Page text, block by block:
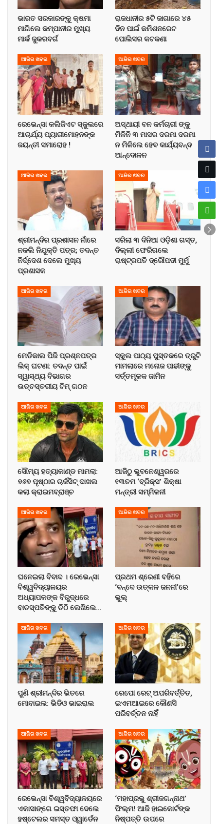
ଭାରତ ସରକାରଙ୍କୁ କ୍ଷମା
ମାଗିଲେ କମ୍ପାନୀର ମୁଖ୍ୟ
ମାର୍କ ଜୁକରବର୍ଗ
ରାଜଧାନୀର ୫ଟି ଜାଗାରେ ୪୫
ଦିନ ପାଇଁ କମିଶନରେଟ
ପୋଲିସର କଟକଣା
ଆଜିର ଖବର
ରେଭେନ୍ସା କଲିଜିଏଟ ସ୍କୁଲରେ
ଆଚାର୍ଯ୍ୟ ପ୍ୟାରୀମୋହନଙ୍କ
ଜୟନ୍ତୀ ସମାରୋହ !
ଆଜିର ଖବର
ଅସ୍ଥାୟୀ ବନ କର୍ମଚାରୀ ଙ୍କୁ
ମିଳିନି ୩ ମାସର ଦରମା ଦରମା
ନ ମିଳିଲେ ହେବ କାର୍ଯ୍ୟବନ୍ଦ
ଆନ୍ଦୋଳନ
ଆଜିର ଖବର
ଶ୍ରୀମନ୍ଦିର ପ୍ରଶାସନ ନାଁରେ
ନକଲି ନିଯୁକ୍ତି ପତ୍ର; ତଦନ୍ତ
ନିର୍ଦ୍ଦେଶ ଦେଲେ ମୁଖ୍ୟ
ପ୍ରଶାସକ
ଆଜିର ଖବର
ସରିଲା ୩ ଦିନିଆ ଓଡ଼ିଶା ଗସ୍ତ,
ଦିଲ୍ଲୀ ଫେରିଗଲେ
ରାଷ୍ଟ୍ରପତି ଦ୍ରୌପଦୀ ମୁର୍ମୁ
ଆଜିର ଖବର
ମେଡିକାଲ ପିଜି ପ୍ରଶ୍ନପତ୍ର
ଲିକ୍ ଘଟଣା: ତଦନ୍ତ ପାଇଁ
ସ୍ୱାସ୍ଥ୍ୟ ବିଭାଗର
ଉଚ୍ଚସ୍ତରୀୟ ଟିମ୍ ଗଠନ
ଆଜିର ଖବର
ସ୍କୁଲ ପାଠ୍ୟ ପୁସ୍ତକରେ ତ୍ରୁଟି
ମାମଲାରେ ମନୋଜ ପାଢୀଙ୍କୁ
ସର୍ତ୍ତମୂଳକ ଜାମିନ
ଆଜିର ଖବର
ସୌମ୍ୟ ହତ୍ୟାକାଣ୍ଡ ମାମଲା:
୭୬୭ ପୃଷ୍ଠାର ଚାର୍ଜସିଟ୍ ଦାଖଲ
କଲା କ୍ରାଇମବ୍ରାଞ୍ଚ
ଆଜିର ଖବର
ଆଜିଠୁ ଭୁବନେଶ୍ୱରରେ
୧୩ତମ ‘ବ୍ରିକ୍ସ’ ଶିକ୍ଷା
ମନ୍ତ୍ରୀ ସମ୍ମିଳନୀ
ଆଜିର ଖବର
ଘନେଇଲା ବିବାଦ । ରେଭେନ୍ସା
ବିଶ୍ୱବିଦ୍ୟାଳୟର
ଅଧ୍ୟାପକଙ୍କ ବିରୁଦ୍ଧରେ
ବାଚସ୍ପତିଙ୍କୁ ଚିଠି ଲେଖିଲେ…
ଆଜିର ଖବର
ପ୍ରଥମ ଶ୍ରେଣୀ ବହିରେ
‘ବନ୍ଦେ ଉତ୍କଳ ଜନନୀ’ରେ
ଭୁଲ୍‌
ଆଜିର ଖବର
ପୁଣି ଶ୍ରୀମନ୍ଦିର ଭିତରେ
ମୋବାଇଲ: ଭିଡିଓ ଭାଇରାଲ
ଆଜିର ଖବର
ରେପୋ ରେଟ୍ ଅପରିବର୍ତ୍ତିତ,
ଇଏମଆଇରେ କୌଣସି
ପରିବର୍ତ୍ତନ ନାହିଁ
ଆଜିର ଖବର
ରେଭେନ୍ସା ବିଶ୍ୱବିଦ୍ୟାଳୟରେ
ଏକାସାଙ୍ଗେ ଇସ୍ତଫା ଦେଲେ
ହଷ୍ଟେଲର ସମସ୍ତ ଓ୍ୱାର୍ଡେନ
ଆଜିର ଖବର
‘ମହାପ୍ରଭୁ ଶ୍ରୀଜଗନ୍ନାଥ’
ଫିଲ୍ମ! ଆଜି ହାଇକୋର୍ଟଙ୍କ
ନିଷ୍ପତ୍ତି ଉପରେ